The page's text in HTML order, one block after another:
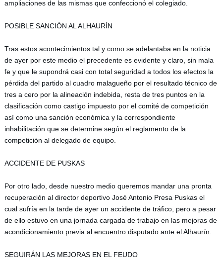
ampliaciones de las mismas que confeccionó el colegiado.
POSIBLE SANCIÓN AL ALHAURÍN
Tras estos acontecimientos tal y como se adelantaba en la noticia
de ayer por este medio el precedente es evidente y claro, sin mala
fe y que le supondrá casi con total seguridad a todos los efectos la
pérdida del partido al cuadro malagueño por el resultado técnico de
tres a cero por la alineación indebida, resta de tres puntos en la
clasificación como castigo impuesto por el comité de competición
así como una sanción económica y la correspondiente
inhabilitación que se determine según el reglamento de la
competición al delegado de equipo.
ACCIDENTE DE PUSKAS
Por otro lado, desde nuestro medio queremos mandar una pronta
recuperación al director deportivo José Antonio Presa Puskas el
cual sufría en la tarde de ayer un accidente de tráfico, pero a pesar
de ello estuvo en una jornada cargada de trabajo en las mejoras de
acondicionamiento previa al encuentro disputado ante el Alhaurín.
SEGUIRÁN LAS MEJORAS EN EL FEUDO